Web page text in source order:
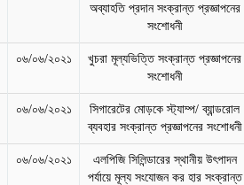
অব্যাহতি প্রদান সংক্রান্ত প্রজ্ঞাপনের
সংশোধনী
০৬/০৬/২০২১
খুচরা মূল্যভিত্তি সংক্রান্ত প্রজ্ঞাপনের
সংশোধনী
০৬/০৬/২০২১
সিগারেটের মোড়কে স্ট্যাম্প/ ব্যান্ডরোল
ব্যবহার সংক্রান্ত প্রজ্ঞাপনের সংশোধনী
০৬/০৬/২০২১
এলপিজি সিলিন্ডারের স্থানীয় উৎপাদন
পর্যায়ে মূল্য সংযোজন কর হার সংক্রান্ত